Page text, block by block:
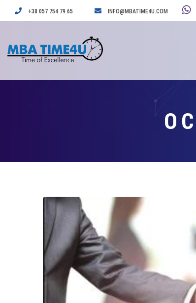
+38 057 754 79 65 INFO@MBATIME4U.COM